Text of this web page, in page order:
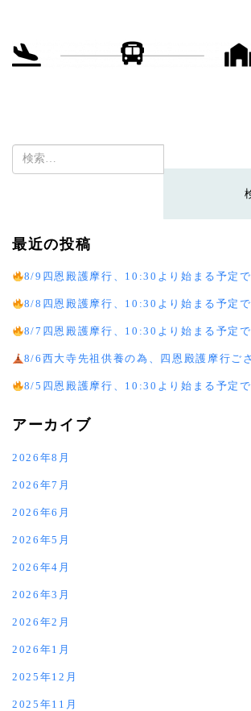
検
索:
最近の投稿
8/9四恩殿護摩行、10:30より始まる予定
8/8四恩殿護摩行、10:30より始まる予定
8/7四恩殿護摩行、10:30より始まる予定
8/6西大寺先祖供養の為、四恩殿護摩行ご
8/5四恩殿護摩行、10:30より始まる予定
アーカイブ
2026年8月
2026年7月
2026年6月
2026年5月
2026年4月
2026年3月
2026年2月
2026年1月
2025年12月
2025年11月